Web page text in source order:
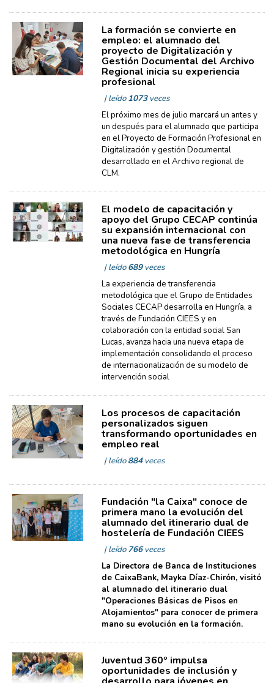
La formación se convierte en
empleo: el alumnado del
proyecto de Digitalización y
Gestión Documental del Archivo
Regional inicia su experiencia
profesional
| leído1073veces
El próximo mes de julio marcará un antes y
un después para el alumnado que participa
en el Proyecto de Formación Profesional en
Digitalización y gestión Documental
desarrollado en el Archivo regional de
CLM.
El modelo de capacitación y
apoyo del Grupo CECAP continúa
su expansión internacional con
una nueva fase de transferencia
metodológica en Hungría
| leído689veces
La experiencia de transferencia
metodológica que el Grupo de Entidades
Sociales CECAP desarrolla en Hungría, a
través de Fundación CIEES y en
colaboración con la entidad social San
Lucas, avanza hacia una nueva etapa de
implementación consolidando el proceso
de internacionalización de su modelo de
intervención social
Los procesos de capacitación
personalizados siguen
transformando oportunidades en
empleo real
| leído884veces
Fundación "la Caixa" conoce de
primera mano la evolución del
alumnado del itinerario dual de
hostelería de Fundación CIEES
| leído766veces
La Directora de Banca de Instituciones
de CaixaBank, Mayka Díaz-Chirón, visitó
al alumnado del itinerario dual
"Operaciones Básicas de Pisos en
Alojamientos" para conocer de primera
mano su evolución en la formación.
Juventud 360º impulsa
oportunidades de inclusión y